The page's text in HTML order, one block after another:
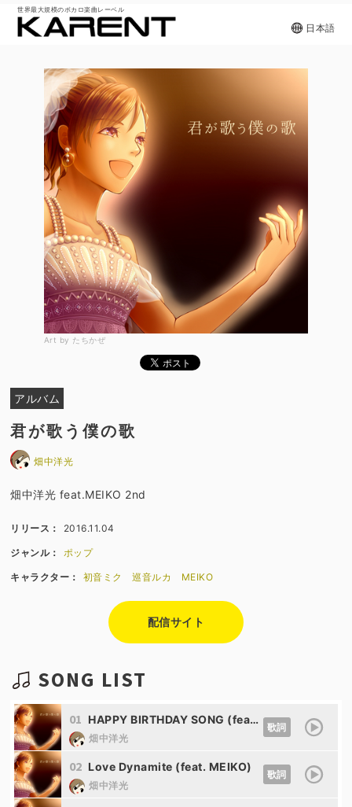
世界最大規模のボカロ楽曲レーベル
日本語
Art by たちかぜ
アルバム
君が歌う僕の歌
畑中洋光
畑中洋光 feat.MEIKO 2nd
リリース： 2016.11.04
ジャンル： ポップ
キャラクター： 初音ミク 巡音ルカ MEIKO
配信サイト
SONG LIST
01 HAPPY BIRTHDAY SONG (feat. MEIKO)
畑中洋光
歌詞
02 Love Dynamite (feat. MEIKO)
畑中洋光
歌詞